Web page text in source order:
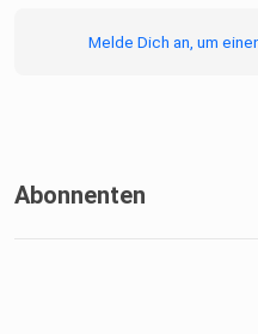
Melde Dich an, um
Abonnenten